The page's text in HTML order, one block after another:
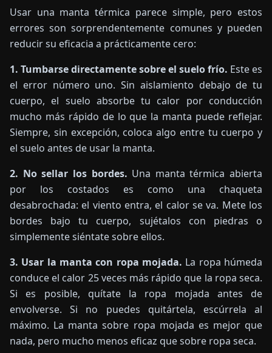
Usar una manta térmica parece simple, pero estos
errores son sorprendentemente comunes y pueden
reducir su eficacia a prácticamente cero:
1. Tumbarse directamente sobre el suelo frío. Este es
el error número uno. Sin aislamiento debajo de tu
cuerpo, el suelo absorbe tu calor por conducción
mucho más rápido de lo que la manta puede reflejar.
Siempre, sin excepción, coloca algo entre tu cuerpo y
el suelo antes de usar la manta.
2. No sellar los bordes. Una manta térmica abierta
por los costados es como una chaqueta
desabrochada: el viento entra, el calor se va. Mete los
bordes bajo tu cuerpo, sujétalos con piedras o
simplemente siéntate sobre ellos.
3. Usar la manta con ropa mojada. La ropa húmeda
conduce el calor 25 veces más rápido que la ropa seca.
Si es posible, quítate la ropa mojada antes de
envolverse. Si no puedes quitártela, escúrrela al
máximo. La manta sobre ropa mojada es mejor que
nada, pero mucho menos eficaz que sobre ropa seca.